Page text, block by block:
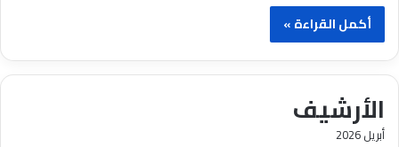
أكمل القراءة »
الأرشيف
أبريل 2026